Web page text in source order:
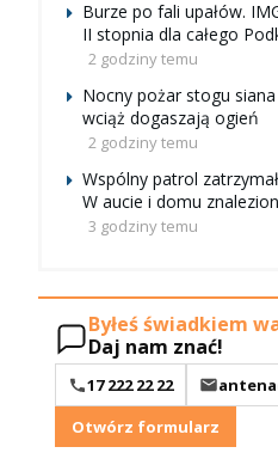
Burze po fali upałów.
II stopnia dla całego
2 godziny temu
Nocny pożar stogu
wciąż dogaszają ogień
2 godziny temu
Wspólny patrol
W aucie i domu
3 godziny temu
Byłeś świadkiem
Daj nam znać!
17 222 22 22
Otwórz formularz